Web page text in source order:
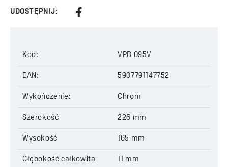
UDOSTĘPNIJ:
Kod: VPB 095V
EAN: 5907791147752
Wykończenie: Chrom
Szerokość 226 mm
Wysokość 165 mm
Głębokość całkowita 11 mm